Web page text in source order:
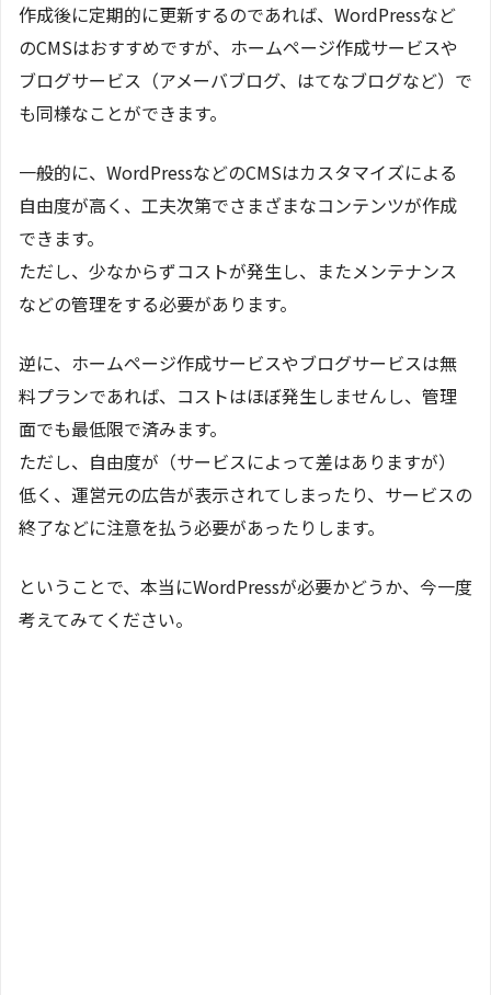
作成後に定期的に更新するのであれば、WordPressなど
のCMSはおすすめですが、ホームページ作成サービスや
ブログサービス（アメーバブログ、はてなブログなど）で
も同様なことができます。
一般的に、WordPressなどのCMSはカスタマイズによる
自由度が高く、工夫次第でさまざまなコンテンツが作成
できます。
ただし、少なからずコストが発生し、またメンテナンス
などの管理をする必要があります。
逆に、ホームページ作成サービスやブログサービスは無
料プランであれば、コストはほぼ発生しませんし、管理
面でも最低限で済みます。
ただし、自由度が（サービスによって差はありますが）
低く、運営元の広告が表示されてしまったり、サービスの
終了などに注意を払う必要があったりします。
ということで、本当にWordPressが必要かどうか、今一度
考えてみてください。